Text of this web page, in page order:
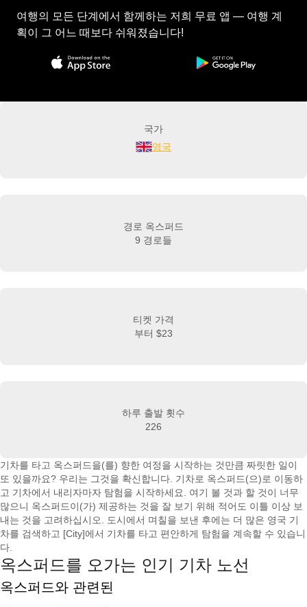
여행의 모든 단계에서 함께하는 저희 무료 앱 — 여행 계
획이 그 어느 때보다 쉬워졌습니다!
국가
영국
경로 옥스퍼드
9 경로들
티켓 가격
부터 $23
하루 출발 횟수
226
기차를 타고 옥스퍼드을(를) 향한 여정을 시작하는 것만큼 짜릿한 일이
또 있을까요? 우리는 그것을 확신합니다. 기차로 옥스퍼드(으)로 이동하
고 기차에서 내리자마자 탐험을 시작하세요. 여기 볼 것과 할 것이 너무
많으니 옥스퍼드이(가) 제공하는 것을 잘 보기 위해 적어도 이틀 이상 보
내는 것을 고려하십시오. 도시에서 며칠을 보낸 후에는 더 많은 영국 기
차를 검색하고 [City]에서 기차를 타고 편안하게 탐험을 계속할 수 있습니
다.
옥스퍼드를 오가는 인기 기차 노선
옥스퍼드와 관련된